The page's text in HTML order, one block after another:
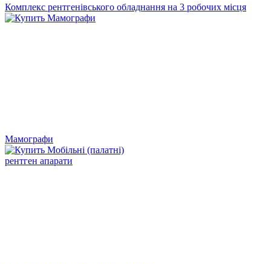
Комплекс рентгенівського обладнання на 3 робочих місця
Мамографи